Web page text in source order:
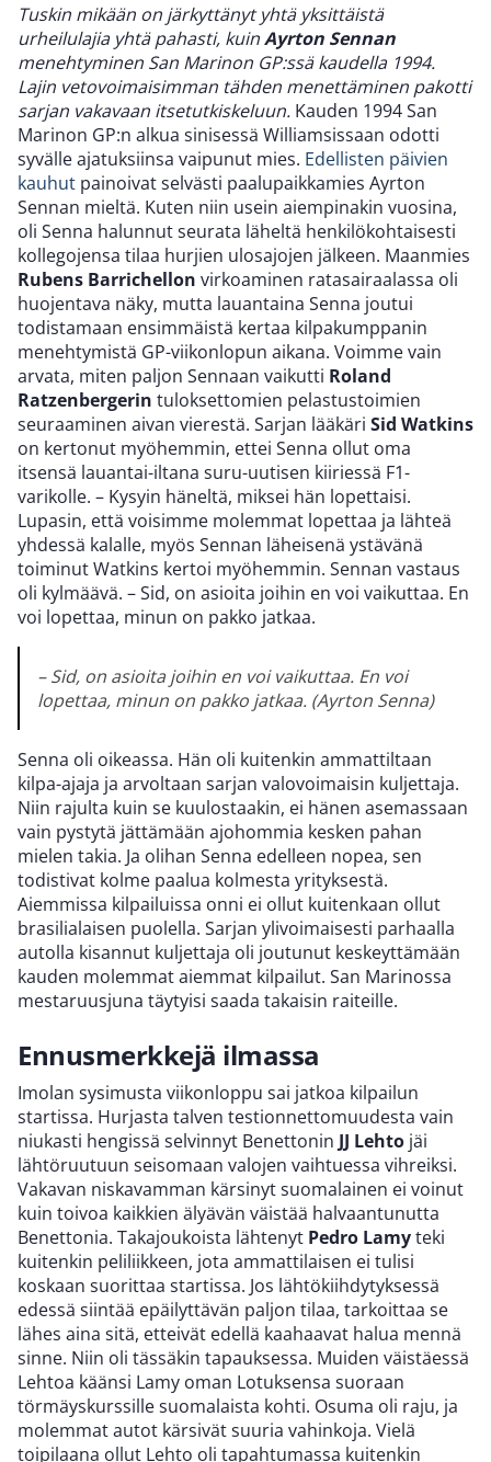
Tuskin mikään on järkyttänyt yhtä yksittäistä
urheilulajia yhtä pahasti, kuinAyrton Sennan
menehtyminen San Marinon GP:ssä kaudella 1994.
Lajin vetovoimaisimman tähden menettäminen pakotti
sarjan vakavaan itsetutkiskeluun. Kauden 1994 San
Marinon GP:n alkua sinisessä Williamsissaan odotti
syvälle ajatuksiinsa vaipunut mies. Edellisten päivien
kauhut painoivat selvästi paalupaikkamies Ayrton
Sennan mieltä. Kuten niin usein aiempinakin vuosina,
oli Senna halunnut seurata läheltä henkilökohtaisesti
kollegojensa tilaa hurjien ulosajojen jälkeen. Maanmies
Rubens Barrichellon virkoaminen ratasairaalassa oli
huojentava näky, mutta lauantaina Senna joutui
todistamaan ensimmäistä kertaa kilpakumppanin
menehtymistä GP-viikonlopun aikana. Voimme vain
arvata, miten paljon Sennaan vaikutti Roland
Ratzenbergerin tuloksettomien pelastustoimien
seuraaminen aivan vierestä. Sarjan lääkäri Sid Watkins
on kertonut myöhemmin, ettei Senna ollut oma
itsensä lauantai-iltana suru-uutisen kiiriessä F1-
varikolle. – Kysyin häneltä, miksei hän lopettaisi.
Lupasin, että voisimme molemmat lopettaa ja lähteä
yhdessä kalalle, myös Sennan läheisenä ystävänä
toiminut Watkins kertoi myöhemmin. Sennan vastaus
oli kylmäävä. – Sid, on asioita joihin en voi vaikuttaa. En
voi lopettaa, minun on pakko jatkaa.
– Sid, on asioita joihin en voi vaikuttaa. En voi
lopettaa, minun on pakko jatkaa. (Ayrton Senna)
Senna oli oikeassa. Hän oli kuitenkin ammattiltaan
kilpa-ajaja ja arvoltaan sarjan valovoimaisin kuljettaja.
Niin rajulta kuin se kuulostaakin, ei hänen asemassaan
vain pystytä jättämään ajohommia kesken pahan
mielen takia. Ja olihan Senna edelleen nopea, sen
todistivat kolme paalua kolmesta yrityksestä.
Aiemmissa kilpailuissa onni ei ollut kuitenkaan ollut
brasilialaisen puolella. Sarjan ylivoimaisesti parhaalla
autolla kisannut kuljettaja oli joutunut keskeyttämään
kauden molemmat aiemmat kilpailut. San Marinossa
mestaruusjuna täytyisi saada takaisin raiteille.
Ennusmerkkejä ilmassa
Imolan sysimusta viikonloppu sai jatkoa kilpailun
startissa. Hurjasta talven testionnettomuudesta vain
niukasti hengissä selvinnyt Benettonin JJ Lehto jäi
lähtöruutuun seisomaan valojen vaihtuessa vihreiksi.
Vakavan niskavamman kärsinyt suomalainen ei voinut
kuin toivoa kaikkien älyävän väistää halvaantunutta
Benettonia. Takajoukoista lähtenyt Pedro Lamyteki
kuitenkin peliliikkeen, jota ammattilaisen ei tulisi
koskaan suorittaa startissa. Jos lähtökiihdytyksessä
edessä siintää epäilyttävän paljon tilaa, tarkoittaa se
lähes aina sitä, etteivät edellä kaahaavat halua mennä
sinne. Niin oli tässäkin tapauksessa. Muiden väistäessä
Lehtoa käänsi Lamy oman Lotuksensa suoraan
törmäyskurssille suomalaista kohti. Osuma oli raju, ja
molemmat autot kärsivät suuria vahinkoja. Vielä
toipilaana ollut Lehto oli tapahtumassa kuitenkin